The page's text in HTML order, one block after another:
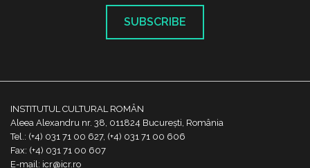
SUBSCRIBE
INSTITUTUL CULTURAL ROMÂN
Aleea Alexandru nr. 38, 011824 București, România
Tel.: (+4) 031 71 00 627, (+4) 031 71 00 606
Fax: (+4) 031 71 00 607
E-mail: icr@icr.ro